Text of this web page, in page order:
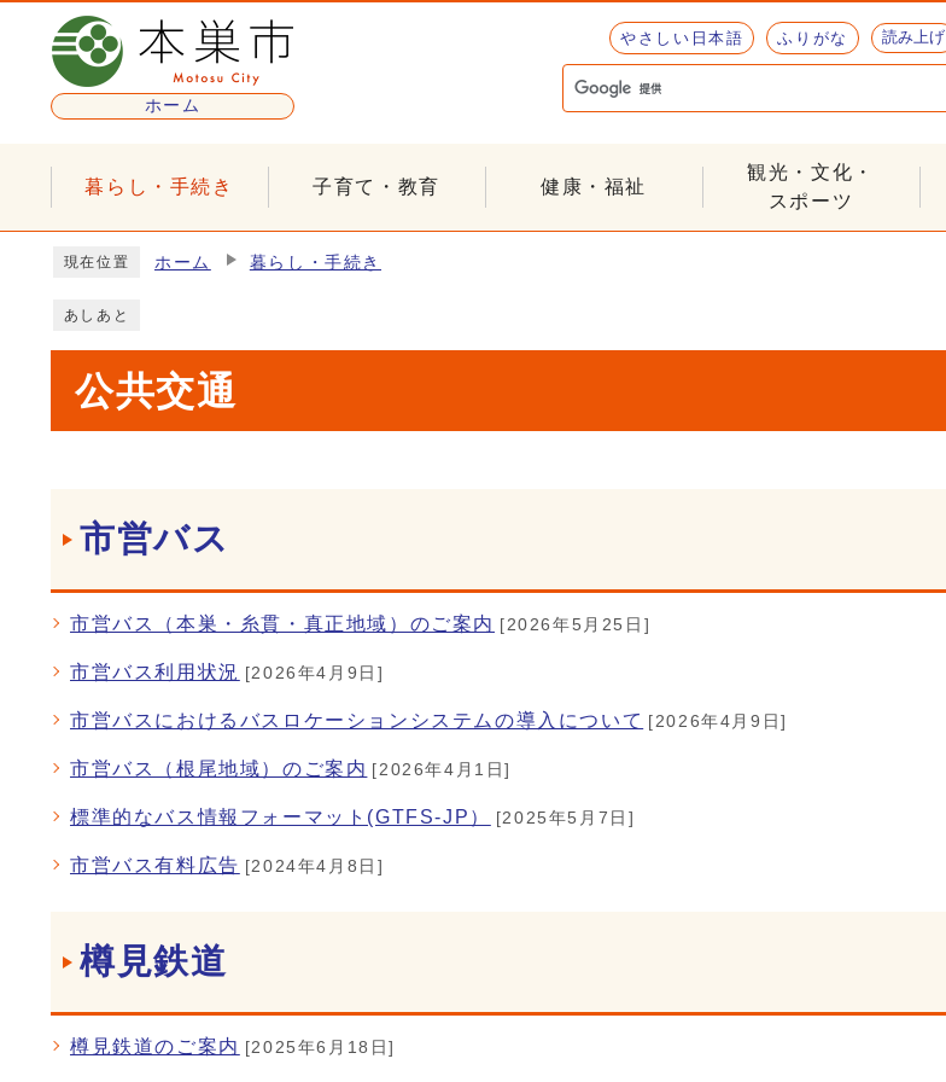
ページの先頭です
ホーム
やさしい日本語 ふりがな 読み上げ
暮らし・手続き 子育て・教育 健康・福祉
観光・文化・
スポーツ
現在位置 ホーム 暮らし・手続き
あしあと
公共交通
メインメニュー
市営バス
市営バス（本巣・糸貫・真正地域）のご案内 [2026年5月25日]
市営バス利用状況 [2026年4月9日]
市営バスにおけるバスロケーションシステムの導入について [2026年4月9日]
市営バス（根尾地域）のご案内 [2026年4月1日]
標準的なバス情報フォーマット(GTFS-JP） [2025年5月7日]
市営バス有料広告 [2024年4月8日]
樽見鉄道
樽見鉄道のご案内 [2025年6月18日]